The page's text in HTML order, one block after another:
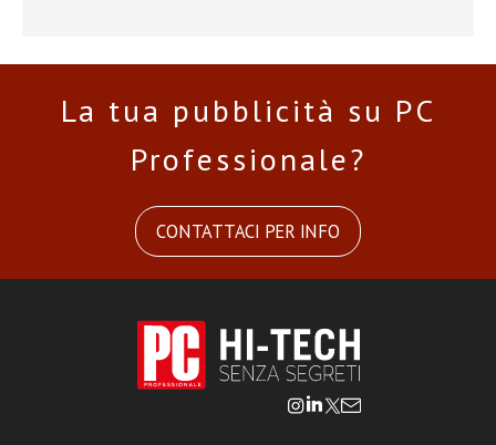
La tua pubblicità su PC
Professionale?
CONTATTACI PER INFO